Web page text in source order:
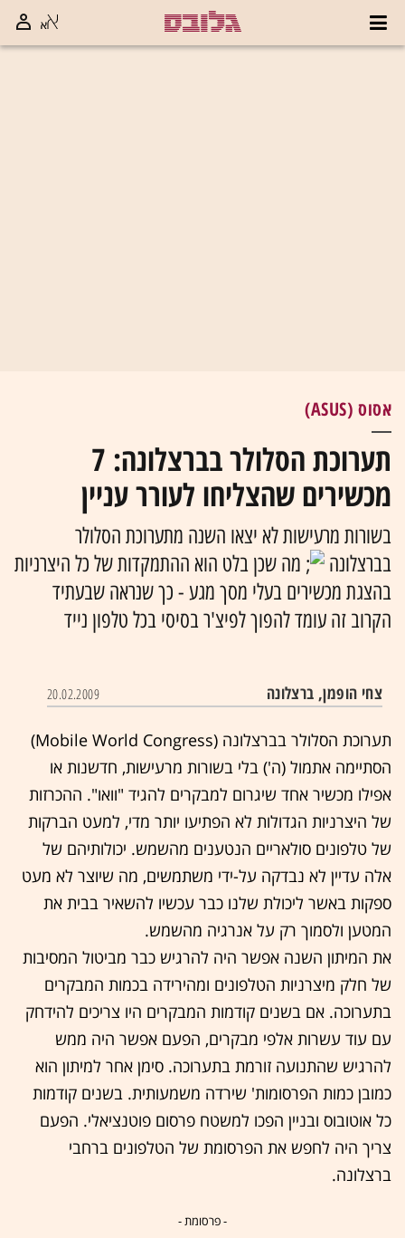
אסוס (ASUS)
תערוכת הסלולר בברצלונה: 7
מכשירים שהצליחו לעורר עניין
בשורות מרעישות לא יצאו השנה מתערוכת הסלולר
בברצלונה
מה שכן בלט הוא ההתמקדות של כל היצרניות
בהצגת מכשירים בעלי מסך מגע - כך שנראה שבעתיד
הקרוב זה עומד להפוך לפיצ'ר בסיסי בכל טלפון נייד
צחי הופמן, ברצלונה 20.02.2009
תערוכת הסלולר בברצלונה (Mobile World Congress)
הסתיימה אתמול (ה') בלי בשורות מרעישות, חדשנות או
אפילו מכשיר אחד שיגרום למבקרים להגיד "וואו". ההכרזות
של היצרניות הגדולות לא הפתיעו יותר מדי, למעט הברקות
של טלפונים סולאריים הנטענים מהשמש. יכולותיהם של
אלה עדיין לא נבדקה על-ידי משתמשים, מה שיוצר לא מעט
ספקות באשר ליכולת שלנו כבר עכשיו להשאיר בבית את
המטען ולסמוך רק על אנרגיה מהשמש.
את המיתון השנה אפשר היה להרגיש כבר מביטול המסיבות
של חלק מיצרניות הטלפונים ומהירידה בכמות המבקרים
בתערוכה. אם בשנים קודמות המבקרים היו צריכים להידחק
עם עוד עשרות אלפי מבקרים, הפעם אפשר היה ממש
להרגיש שהתנועה זורמת בתערוכה. סימן אחר למיתון הוא
כמובן כמות הפרסומות' שירדה משמעותית. בשנים קודמות
כל אוטובוס ובניין הפכו למשטח פרסום פוטנציאלי. הפעם
צריך היה לחפש את הפרסומת של הטלפונים ברחבי
ברצלונה.
- פרסומת -